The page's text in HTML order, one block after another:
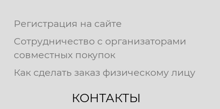
Регистрация на сайте
Сотрудничество с организаторами
совместных покупок
Как сделать заказ физическому лицу
КОНТАКТЫ